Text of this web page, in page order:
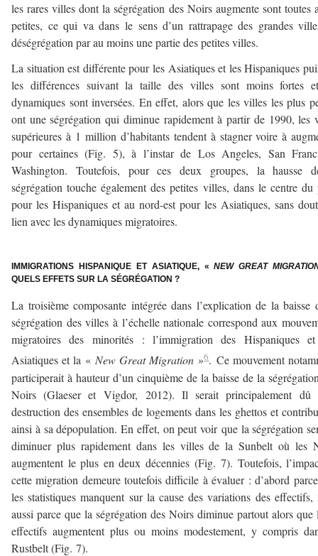
les rares villes dont la ségrégation des Noirs augmente sont toutes
petites, ce qui va dans le sens d’un rattrapage des grandes
déségrégation par au moins une partie des petites villes.
La situation est différente pour les Asiatiques et les Hispaniques
les différences suivant la taille des villes sont moins fortes
dynamiques sont inversées. En effet, alors que les villes les plus
ont une ségrégation qui diminue rapidement à partir de 1990, les
supérieures à 1 million d’habitants tendent à stagner voire à
pour certaines (Fig. 5), à l’instar de Los Angeles, San
Washington. Toutefois, pour ces deux groupes, la hausse
ségrégation touche également des petites villes, dans le centre du
pour les Hispaniques et au nord-est pour les Asiatiques, sans
lien avec les dynamiques migratoires.
IMMIGRATIONS HISPANIQUE ET ASIATIQUE, «NEW GREAT
QUELS EFFETS SUR LA SÉGRÉGATION ?
La troisième composante intégrée dans l’explication de la baisse
ségrégation des villes à l’échelle nationale correspond aux
migratoires des minorités : l’immigration des Hispaniques
Asiatiques et la « New Great Migration »6. Ce mouvement
participerait à hauteur d’un cinquième de la baisse de la
Noirs (Glaeser et Vigdor, 2012). Il serait principalement
destruction des ensembles de logements dans les ghettos et
ainsi à sa dépopulation. En effet, on peut voir que la ségrégation
diminuer plus rapidement dans les villes de la Sunbelt où les
augmentent le plus en deux décennies (Fig. 7). Toutefois,
cette migration demeure toutefois difficile à évaluer : d’abord
les statistiques manquent sur la cause des variations des effectifs,
aussi parce que la ségrégation des Noirs diminue partout alors que
effectifs augmentent plus ou moins modestement, y compris
Rustbelt (Fig. 7).